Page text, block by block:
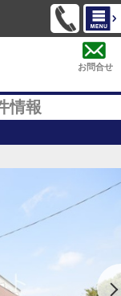
お問合せ
情報